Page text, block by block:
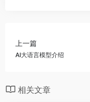
上一篇
AI大语言模型介绍
相关文章